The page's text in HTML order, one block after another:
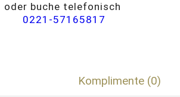
oder buche telefonisch
0221-57165817
Komplimente (0)